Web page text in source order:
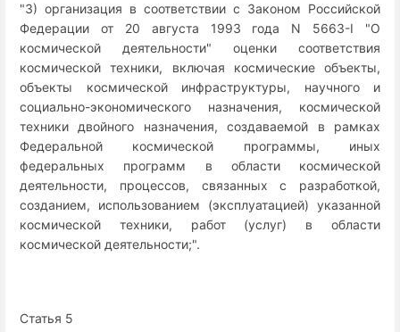
"3) организация в соответствии с Законом Российской
Федерации от 20 августа 1993 года N 5663-I "О
космической деятельности" оценки соответствия
космической техники, включая космические объекты,
объекты космической инфраструктуры, научного и
социально-экономического назначения, космической
техники двойного назначения, создаваемой в рамках
Федеральной космической программы, иных
федеральных программ в области космической
деятельности, процессов, связанных с разработкой,
созданием, использованием (эксплуатацией) указанной
космической техники, работ (услуг) в области
космической деятельности;".
Статья 5